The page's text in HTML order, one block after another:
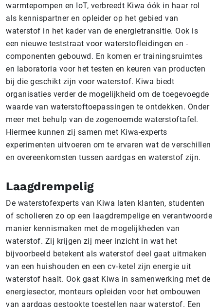
warmtepompen en IoT, verbreedt Kiwa óók in haar rol
als kennispartner en opleider op het gebied van
waterstof in het kader van de energietransitie. Ook is
een nieuwe teststraat voor waterstofleidingen en -
componenten gebouwd. En komen er trainingsruimtes
en laboratoria voor het testen en keuren van producten
bij die geschikt zijn voor waterstof. Kiwa biedt
organisaties verder de mogelijkheid om de toegevoegde
waarde van waterstoftoepassingen te ontdekken. Onder
meer met behulp van de zogenoemde waterstoftafel.
Hiermee kunnen zij samen met Kiwa-experts
experimenten uitvoeren om te ervaren wat de verschillen
en overeenkomsten tussen aardgas en waterstof zijn.
Laagdrempelig
De waterstofexperts van Kiwa laten klanten, studenten
of scholieren zo op een laagdrempelige en verantwoorde
manier kennismaken met de mogelijkheden van
waterstof. Zij krijgen zij meer inzicht in wat het
bijvoorbeeld betekent als waterstof deel gaat uitmaken
van een huishouden en een cv-ketel zijn energie uit
waterstof haalt. Ook gaat Kiwa in samenwerking met de
energiesector, monteurs opleiden voor het ombouwen
van aardgas gestookte toestellen naar waterstof. Een